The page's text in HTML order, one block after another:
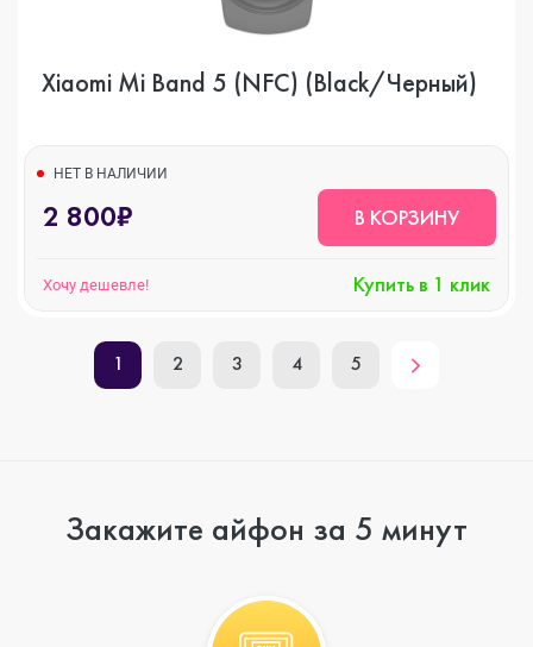
Xiaomi Mi Band 5 (NFC) (Black/Черный)
НЕТ В НАЛИЧИИ
2 800₽ В КОРЗИНУ
Хочу дешевле! Купить в 1 клик
1 2 3 4 5
Закажите айфон за 5 минут